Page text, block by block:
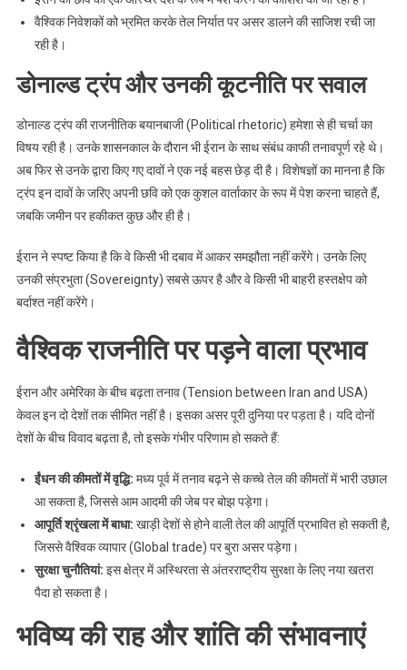
वैश्विक निवेशकों को भ्रमित करके तेल निर्यात पर असर डालने की साजिश रची जा
रही है।
डोनाल्ड ट्रंप और उनकी कूटनीति पर सवाल
डोनाल्ड ट्रंप की राजनीतिक बयानबाजी (Political rhetoric) हमेशा से ही चर्चा का
विषय रही है। उनके शासनकाल के दौरान भी ईरान के साथ संबंध काफी तनावपूर्ण रहे थे।
अब फिर से उनके द्वारा किए गए दावों ने एक नई बहस छेड़ दी है। विशेषज्ञों का मानना है कि
ट्रंप इन दावों के जरिए अपनी छवि को एक कुशल वार्ताकार के रूप में पेश करना चाहते हैं,
जबकि जमीन पर हकीकत कुछ और ही है।
ईरान ने स्पष्ट किया है कि वे किसी भी दबाव में आकर समझौता नहीं करेंगे। उनके लिए
उनकी संप्रभुता (Sovereignty) सबसे ऊपर है और वे किसी भी बाहरी हस्तक्षेप को
बर्दाश्त नहीं करेंगे।
वैश्विक राजनीति पर पड़ने वाला प्रभाव
ईरान और अमेरिका के बीच बढ़ता तनाव (Tension between Iran and USA)
केवल इन दो देशों तक सीमित नहीं है। इसका असर पूरी दुनिया पर पड़ता है। यदि दोनों
देशों के बीच विवाद बढ़ता है, तो इसके गंभीर परिणाम हो सकते हैं:
ईंधन की कीमतों में वृद्धि: मध्य पूर्व में तनाव बढ़ने से कच्चे तेल की कीमतों में भारी उछाल
आ सकता है, जिससे आम आदमी की जेब पर बोझ पड़ेगा।
आपूर्ति श्रृंखला में बाधा: खाड़ी देशों से होने वाली तेल की आपूर्ति प्रभावित हो सकती है,
जिससे वैश्विक व्यापार (Global trade) पर बुरा असर पड़ेगा।
सुरक्षा चुनौतियां: इस क्षेत्र में अस्थिरता से अंतरराष्ट्रीय सुरक्षा के लिए नया खतरा
पैदा हो सकता है।
भविष्य की राह और शांति की संभावनाएं